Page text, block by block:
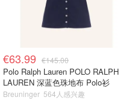
€63.99 €145.00
Polo Ralph Lauren POLO RALPH
LAUREN 深蓝色珠地布 Polo衫
Breuninger 564人感兴趣